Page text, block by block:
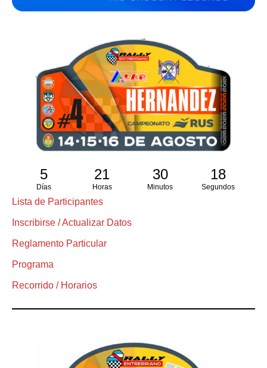
5
Días
21
Horas
30
Minutos
17
Segundos
Lista de Participantes
Inscribirse / Actualizar Datos
Reglamento Particular
Programa
Recorrido / Horarios